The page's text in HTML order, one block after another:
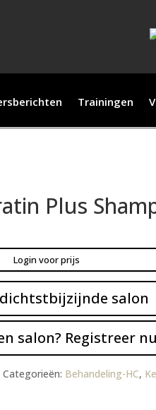
Trainingen
Plus
Login voor prijs
salon
salon? Registreer nu
Categorieën: Behandeling-HC,